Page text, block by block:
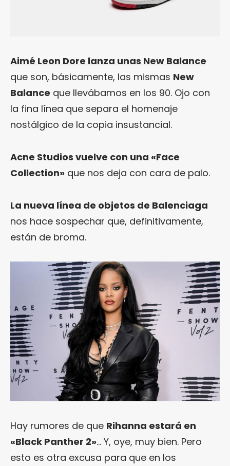
Aimé Leon Dore lanza unas New Balance
que son, básicamente, las mismas New
Balance que llevábamos en los 90. Ojo con
la fina línea que separa el homenaje
nostálgico de la copia insustancial.
Acne Studios vuelve con una «Face
Collection» que nos deja con cara de palo.
La nueva línea de objetos de Balenciaga
nos hace sospechar que, definitivamente,
están de broma.
Hay rumores de que Rihanna estará en
«Black Panther 2»… Y, oye, muy bien. Pero
esto es otra excusa para que en los